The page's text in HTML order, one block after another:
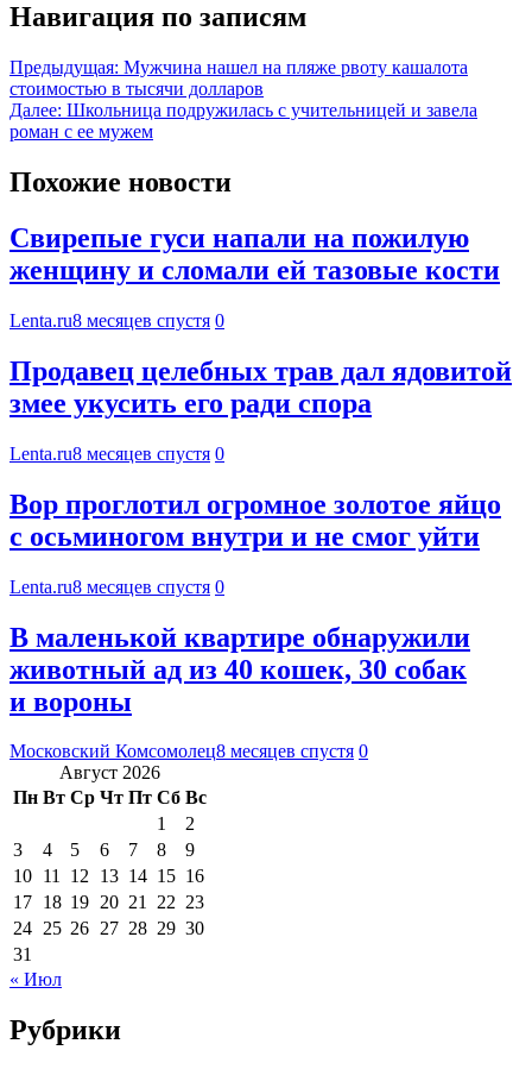
Навигация по записям
Предыдущая: Мужчина нашел на пляже рвоту кашалота
стоимостью в тысячи долларов
Далее: Школьница подружилась с учительницей и завела
роман с ее мужем
Похожие новости
Свирепые гуси напали на пожилую
женщину и сломали ей тазовые кости
Lenta.ru8 месяцев спустя 0
Продавец целебных трав дал ядовитой
змее укусить его ради спора
Lenta.ru8 месяцев спустя 0
Вор проглотил огромное золотое яйцо
с осьминогом внутри и не смог уйти
Lenta.ru8 месяцев спустя 0
В маленькой квартире обнаружили
животный ад из 40 кошек, 30 собак
и вороны
Московский Комсомолец8 месяцев спустя 0
Август 2026
Пн Вт Ср Чт Пт Сб Вс
1
2
3
4 5 6 7 8
9
10 11 12 13 14 15 16
17 18 19 20 21 22 23
24 25 26 27 28 29 30
31
« Июл
Рубрики